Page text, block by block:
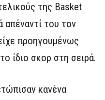
της Basket
απέναντί του τον
προηγουμένως
ίδιο σκορ στη σειρά.
κανένα